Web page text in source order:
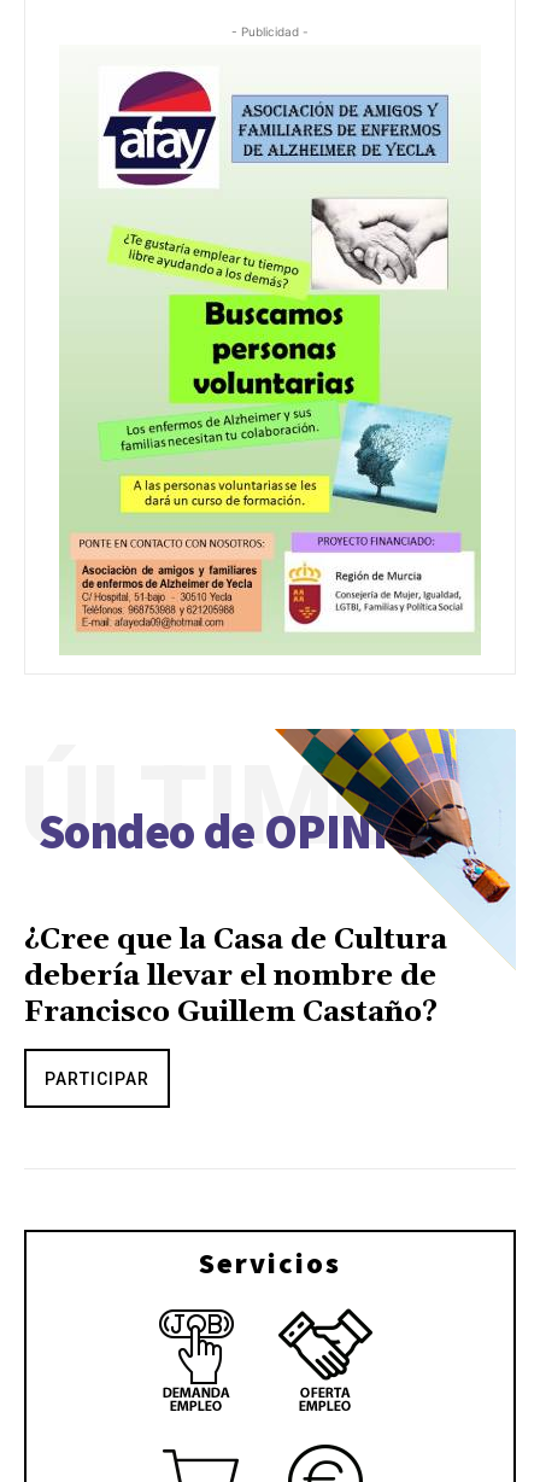
- Publicidad -
Sondeo de OPINIÓN
ÚLTIMO
¿Cree que la Casa de Cultura
debería llevar el nombre de
Francisco Guillem Castaño?
PARTICIPAR
Servicios